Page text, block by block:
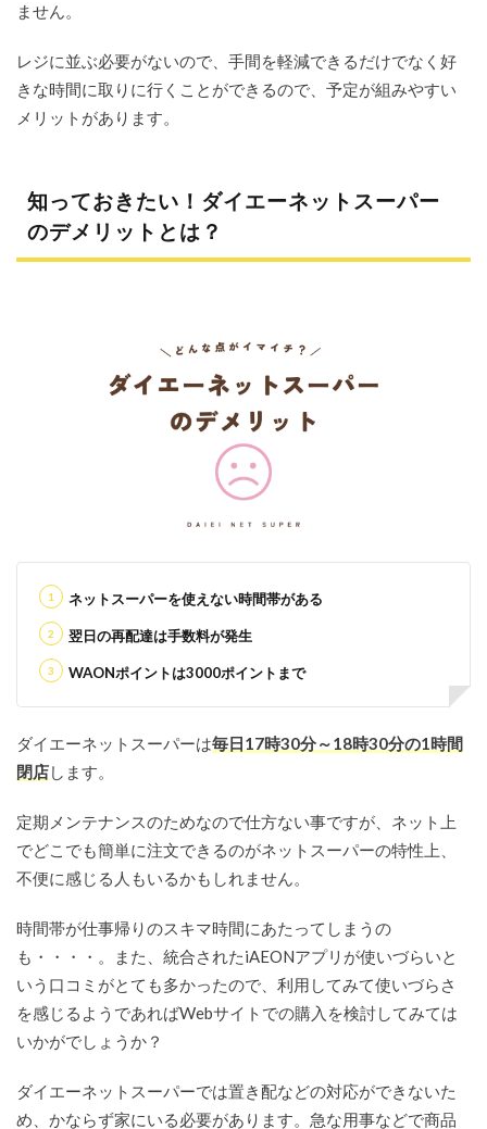
ません。
レジに並ぶ必要がないので、手間を軽減できるだけでなく好
きな時間に取りに行くことができるので、予定が組みやすい
メリットがあります。
知っておきたい！ダイエーネットスーパー
のデメリットとは？
ネットスーパーを使えない時間帯がある
翌日の再配達は手数料が発生
WAONポイントは3000ポイントまで
ダイエーネットスーパーは毎日17時30分～18時30分の1時間
閉店します。
定期メンテナンスのためなので仕方ない事ですが、ネット上
でどこでも簡単に注文できるのがネットスーパーの特性上、
不便に感じる人もいるかもしれません。
時間帯が仕事帰りのスキマ時間にあたってしまうの
も・・・・。また、統合されたiAEONアプリが使いづらいと
いう口コミがとても多かったので、利用してみて使いづらさ
を感じるようであればWebサイトでの購入を検討してみては
いかがでしょうか？
ダイエーネットスーパーでは置き配などの対応ができないた
め、かならず家にいる必要があります。急な用事などで商品